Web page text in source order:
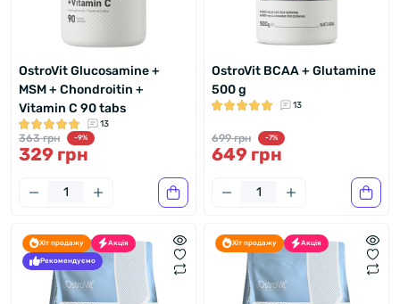
OstroVit Glucosamine +
MSM + Chondroitin +
Vitamin C 90 tabs
13
363 грн -9%
329 грн
OstroVit BCAA + Glutamine
500 g
13
699 грн -7%
649 грн
Хіт продажу Акція
Рекомендуємо
Хіт продажу Акція